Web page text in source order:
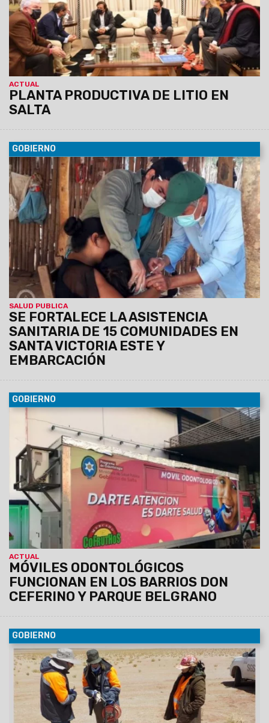
ACTUAL
PLANTA PRODUCTIVA DE LITIO EN
SALTA
empresa estatal REMSa tiene participación.
GOBIERNO
SALUD PUBLICA
SE FORTALECE LA ASISTENCIA
SANITARIA DE 15 COMUNIDADES EN
SANTA VICTORIA ESTE Y
EMBARCACIÓN
09/11/2021 El Ministerio de Salud Pública, a través de la
estrategia de barrido sanitario, recorre misiones y parajes
para la identificación de personas gestantes para control y
seguimiento. Además, se completan esquemas de
vacunación y se toman datos antropométricos en niños y
niñas.
GOBIERNO
ACTUAL
MÓVILES ODONTOLÓGICOS
FUNCIONAN EN LOS BARRIOS DON
CEFERINO Y PARQUE BELGRANO
09/11/2021
En los camiones brindan atención odontológica
a pacientes de todas las edades. Se otorgan turnos diarios
por la mañana y por la tarde, de manera presencial. Además,
se asisten urgencias y emergencias.
GOBIERNO
08/11/2021 La Secretaría de Minería y Energía verificó el
cumplimento del monitoreo ambiental participativo al
proyecto de litio “Centenario Ratones” ubicado en Santa
Rosa de los Pastos Grandes a cargo de la empresa Eramine.